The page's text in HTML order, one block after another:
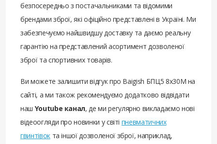
безпосередньо з постачальниками та відомими
брендами зброї, які офіційно представлені в Україні. Ми
забезпечуємо найшвидшу доставку та даємо реальну
гарантію на представлений асортимент дозволеної
зброї та спортивних товарів.
Ви можете залишити відгук про Baigish БПЦ5 8х30М на
сайті, а ми також рекомендуємо додатково відвідати
наш Youtube канал, де ми регулярно викладаємо нові
відеоогляди про новинки у світі пневматичних
гвинтівокта іншої дозволеної зброї, наприклад,